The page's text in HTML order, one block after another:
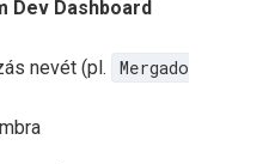
Dev Dashboard
nevét (pl.
Mergado